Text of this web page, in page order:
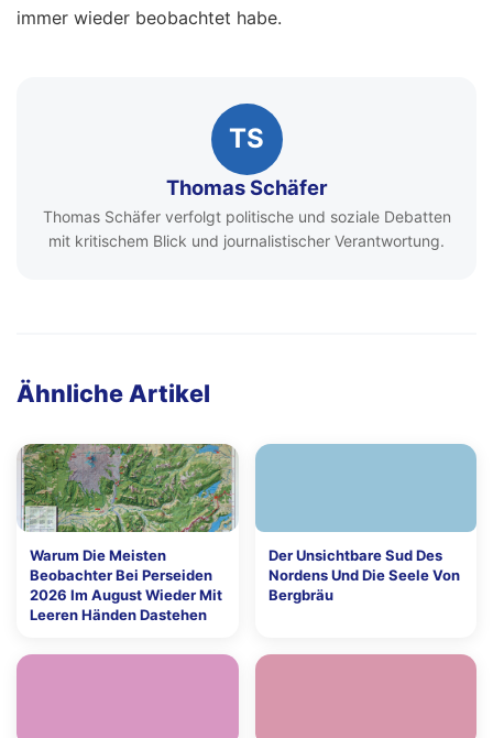
immer wieder beobachtet habe.
TS
Thomas Schäfer
Thomas Schäfer verfolgt politische und soziale Debatten
mit kritischem Blick und journalistischer Verantwortung.
Ähnliche Artikel
Warum Die Meisten
Beobachter Bei Perseiden
2026 Im August Wieder Mit
Leeren Händen Dastehen
Der Unsichtbare Sud Des
Nordens Und Die Seele Von
Bergbräu